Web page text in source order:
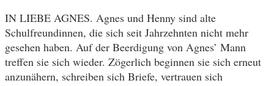
IN LIEBE AGNES. Agnes und Henny sind alte
Schulfreundinnen, die sich seit Jahrzehnten nicht mehr
gesehen haben. Auf der Beerdigung von Agnes’ Mann
treffen sie sich wieder. Zögerlich beginnen sie sich erneut
anzunähern, schreiben sich Briefe, vertrauen sich